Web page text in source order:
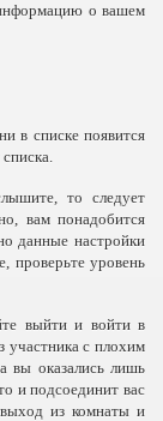
о вашем
в списке появится
то следует
вам понадобится
данные настройки
проверьте уровень
выйти и войти в
участника с плохим
вы оказались лишь
и подсоединит вас
выход из комнаты и